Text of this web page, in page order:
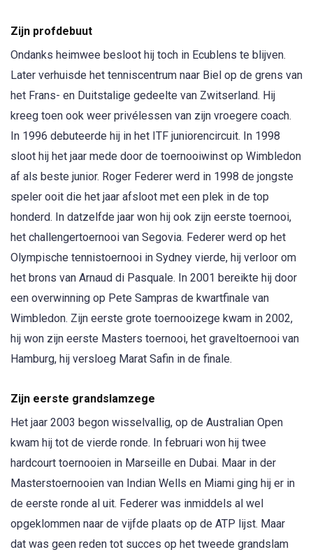
Zijn profdebuut
Ondanks heimwee besloot hij toch in Ecublens te blijven.
Later verhuisde het tenniscentrum naar Biel op de grens van
het Frans- en Duitstalige gedeelte van Zwitserland. Hij
kreeg toen ook weer privélessen van zijn vroegere coach.
In 1996 debuteerde hij in het ITF juniorencircuit. In 1998
sloot hij het jaar mede door de toernooiwinst op Wimbledon
af als beste junior. Roger Federer werd in 1998 de jongste
speler ooit die het jaar afsloot met een plek in de top
honderd. In datzelfde jaar won hij ook zijn eerste toernooi,
het challengertoernooi van Segovia. Federer werd op het
Olympische tennistoernooi in Sydney vierde, hij verloor om
het brons van Arnaud di Pasquale. In 2001 bereikte hij door
een overwinning op Pete Sampras de kwartfinale van
Wimbledon. Zijn eerste grote toernooizege kwam in 2002,
hij won zijn eerste Masters toernooi, het graveltoernooi van
Hamburg, hij versloeg Marat Safin in de finale.
Zijn eerste grandslamzege
Het jaar 2003 begon wisselvallig, op de Australian Open
kwam hij tot de vierde ronde. In februari won hij twee
hardcourt toernooien in Marseille en Dubai. Maar in der
Masterstoernooien van Indian Wells en Miami ging hij er in
de eerste ronde al uit. Federer was inmiddels al wel
opgeklommen naar de vijfde plaats op de ATP lijst. Maar
dat was geen reden tot succes op het tweede grandslam